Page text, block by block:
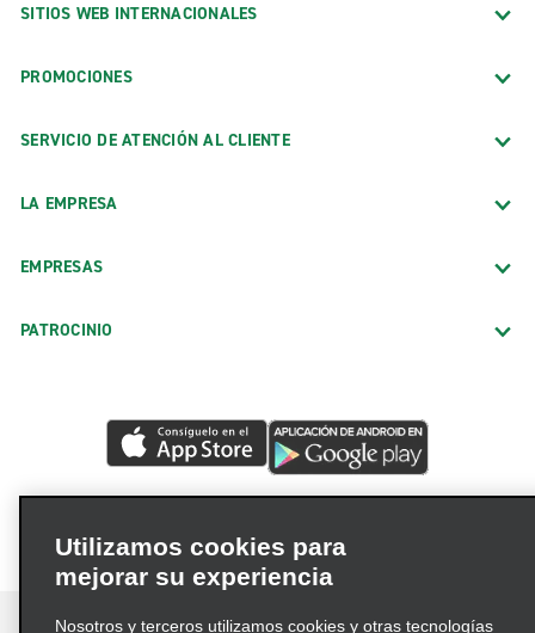
SITIOS WEB INTERNACIONALES
PROMOCIONES
SERVICIO DE ATENCIÓN AL CLIENTE
LA EMPRESA
EMPRESAS
PATROCINIO
Utilizamos cookies para
mejorar su experiencia
Nosotros y terceros utilizamos cookies y otras tecnologías